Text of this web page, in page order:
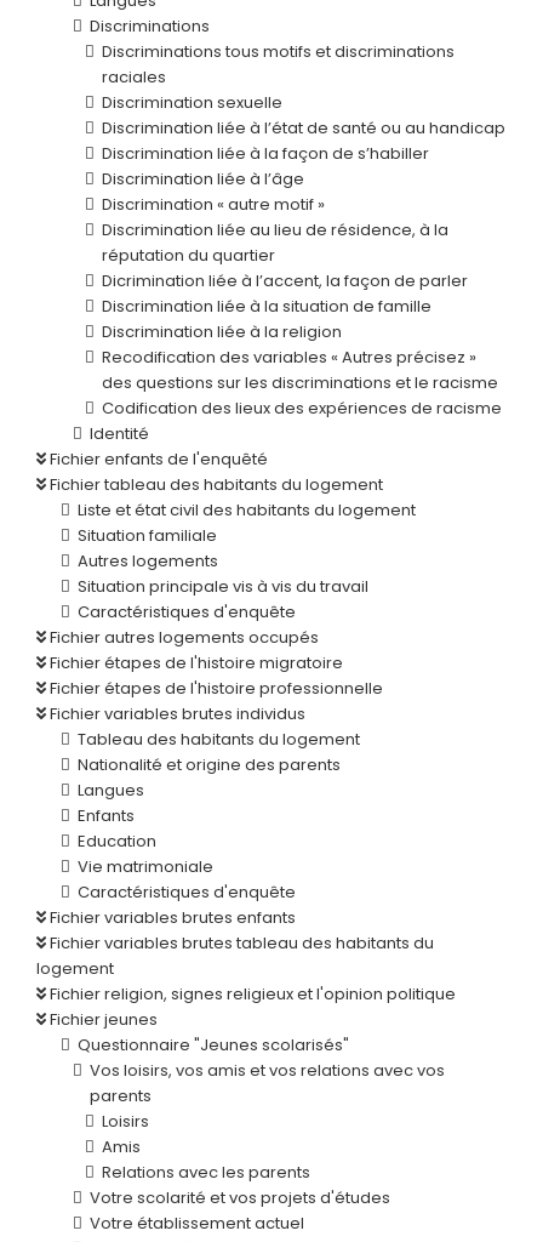
Discriminations
Discriminations tous motifs et discriminations
raciales
Discrimination sexuelle
Discrimination liée à l’état de santé ou au handicap
Discrimination liée à la façon de s’habiller
Discrimination liée à l’âge
Discrimination « autre motif »
Discrimination liée au lieu de résidence, à la
réputation du quartier
Dicrimination liée à l’accent, la façon de parler
Discrimination liée à la situation de famille
Discrimination liée à la religion
Recodification des variables « Autres précisez »
des questions sur les discriminations et le racisme
Codification des lieux des expériences de racisme
Identité
Fichier enfants de l'enquêté
Fichier tableau des habitants du logement
Liste et état civil des habitants du logement
Situation familiale
Autres logements
Situation principale vis à vis du travail
Caractéristiques d'enquête
Fichier autres logements occupés
Fichier étapes de l'histoire migratoire
Fichier étapes de l'histoire professionnelle
Fichier variables brutes individus
Tableau des habitants du logement
Nationalité et origine des parents
Langues
Enfants
Education
Vie matrimoniale
Caractéristiques d'enquête
Fichier variables brutes enfants
Fichier variables brutes tableau des habitants du
logement
Fichier religion, signes religieux et l'opinion politique
Fichier jeunes
Questionnaire "Jeunes scolarisés"
Vos loisirs, vos amis et vos relations avec vos
parents
Loisirs
Amis
Relations avec les parents
Votre scolarité et vos projets d'études
Votre établissement actuel